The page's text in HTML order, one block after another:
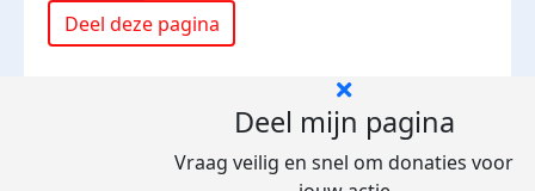
Deel deze pagina
Deel mijn pagina
Vraag veilig en snel om donaties voor